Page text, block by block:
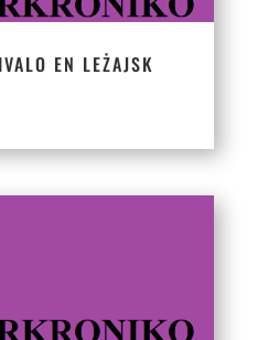
EN LEŻAJSK